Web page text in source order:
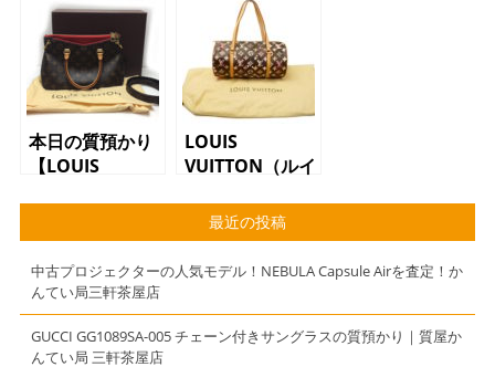
ヴィトン）ボス
トンバッグ
M41526 スピ
ーディ30 ハン
ドバッグ モノ
グラム】
セサリーポー
チ M51980
ポシェット ア
クセソワ―ル
モノグラム】
本日の質預かり
【LOUIS
スBB
M41241 モノ
グラム 2WAY
バッグ】
LOUIS
VUITTON（ルイ
M95753 パピ
ヨン30 ウォー
ターカラー
最近の投稿
中古プロジェクターの人気モデル！NEBULA Capsule Airを査定！か
んてい局三軒茶屋店
GUCCI GG1089SA-005 チェーン付きサングラスの質預かり｜質屋か
んてい局 三軒茶屋店